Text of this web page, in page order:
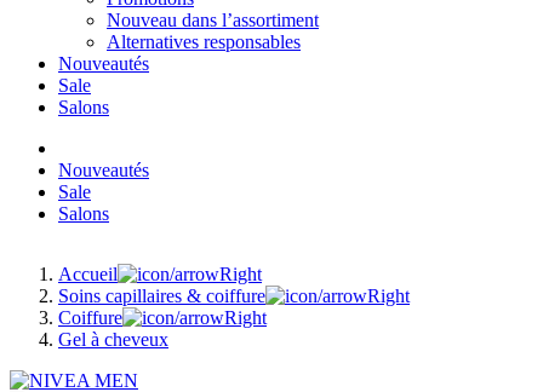
Nouveau dans l’assortiment
Alternatives responsables
Nouveautés
Sale
Salons
Nouveautés
Sale
Salons
Accueil
Soins capillaires & coiffure
Coiffure
Gel à cheveux